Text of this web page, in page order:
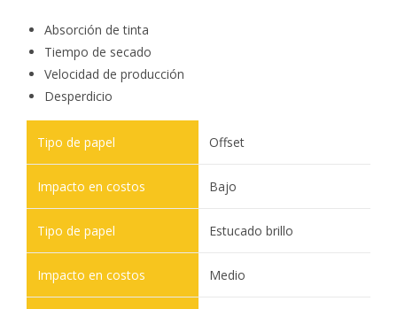
Absorción de tinta
Tiempo de secado
Velocidad de producción
Desperdicio
Offset
Bajo
Estucado brillo
Medio